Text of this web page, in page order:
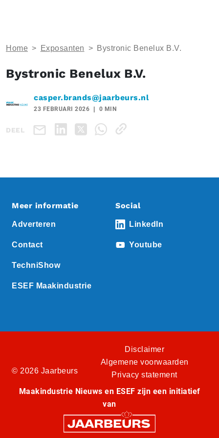
Home > Exposanten > Bystronic Benelux B.V.
Bystronic Benelux B.V.
casper.brands@jaarbeurs.nl
23 FEBRUARI 2026 0 MIN
DEEL
Meer informatie
Adverteren
Contact
TechniShow
ESEF Maakindustrie
Social
LinkedIn
Youtube
© 2026 Jaarbeurs
Disclaimer
Algemene voorwaarden
Privacy statement
Maakindustrie Nieuws en ESEF zijn een initiatief
van